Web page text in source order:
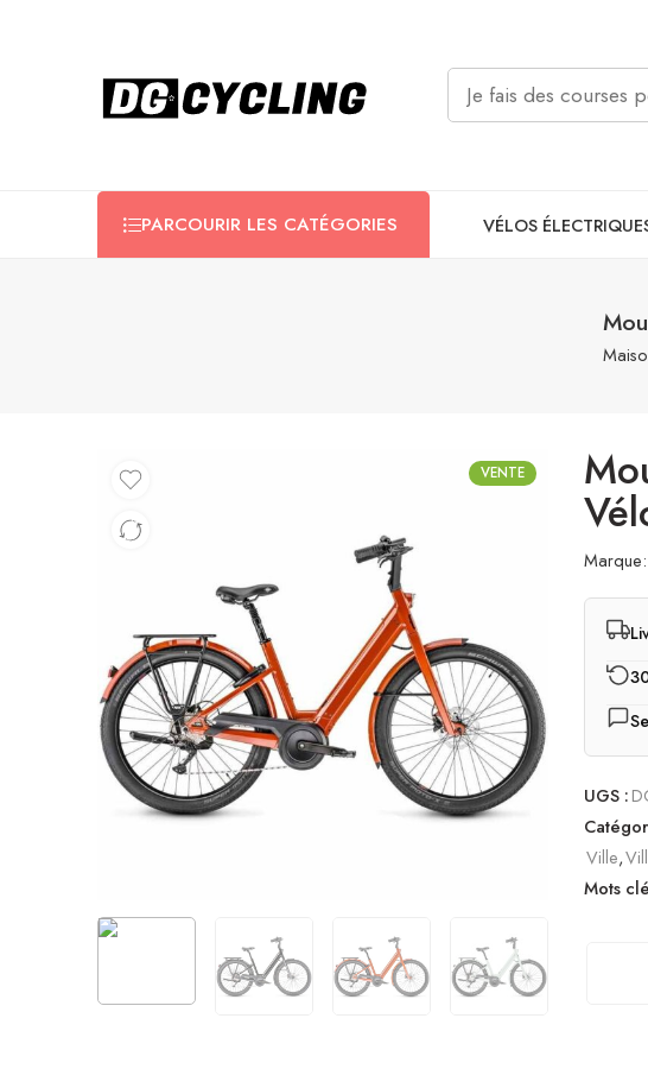
PARCOURIR LES CATÉGORIES VÉLOS
VENTE
Marque:
UGS :
Ville,
Mots